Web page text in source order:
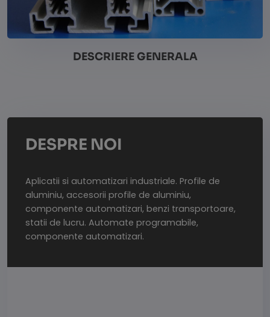
DESCRIERE GENERALA
DESPRE NOI
Aplicatii si automatizari industriale. Profile de
aluminiu, accesorii profile de aluminiu,
componente automatizari, benzi transportoare,
statii de lucru. Automate programabile,
componente automatizari.